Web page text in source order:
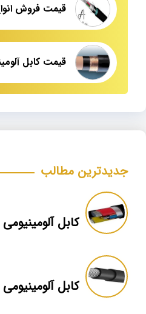
قیمت کابل
جدیدترین مطالب